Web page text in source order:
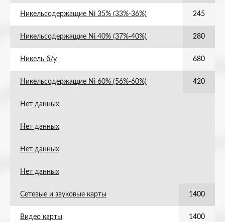
Никельсодержащие Ni 35% (33%-36%) 245
Никельсодержащие Ni 40% (37%-40%) 280
Никель б/у 680
Никельсодержащие Ni 60% (56%-60%) 420
Нет данных
Нет данных
Нет данных
Нет данных
Сетевые и звуковые карты 1400
Видео карты 1400